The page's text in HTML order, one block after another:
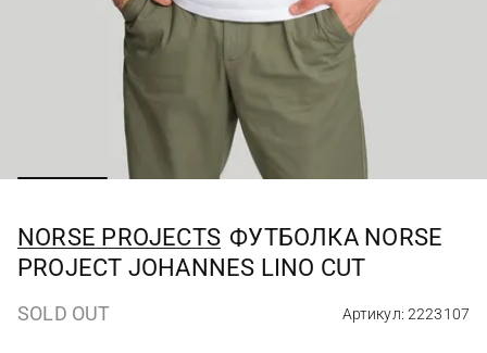
NORSE PROJECTS ФУТБОЛКА NORSE
PROJECT JOHANNES LINO CUT
SOLD OUT Артикул: 2223107